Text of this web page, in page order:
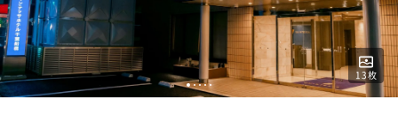
13枚
12345